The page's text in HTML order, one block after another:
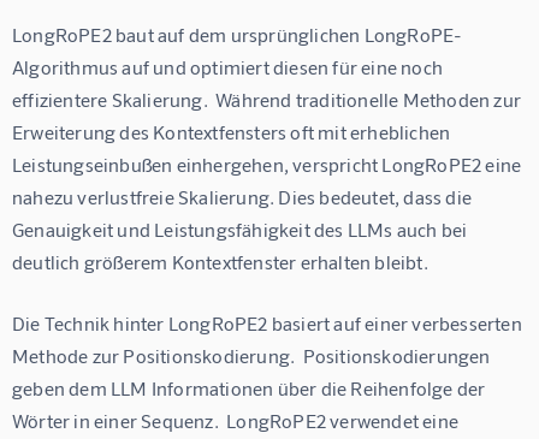
LongRoPE2 baut auf dem ursprünglichen LongRoPE-
Algorithmus auf und optimiert diesen für eine noch
effizientere Skalierung.  Während traditionelle Methoden zur
Erweiterung des Kontextfensters oft mit erheblichen
Leistungseinbußen einhergehen, verspricht LongRoPE2 eine
nahezu verlustfreie Skalierung. Dies bedeutet, dass die
Genauigkeit und Leistungsfähigkeit des LLMs auch bei
deutlich größerem Kontextfenster erhalten bleibt.
Die Technik hinter LongRoPE2 basiert auf einer verbesserten
Methode zur Positionskodierung.  Positionskodierungen
geben dem LLM Informationen über die Reihenfolge der
Wörter in einer Sequenz.  LongRoPE2 verwendet eine